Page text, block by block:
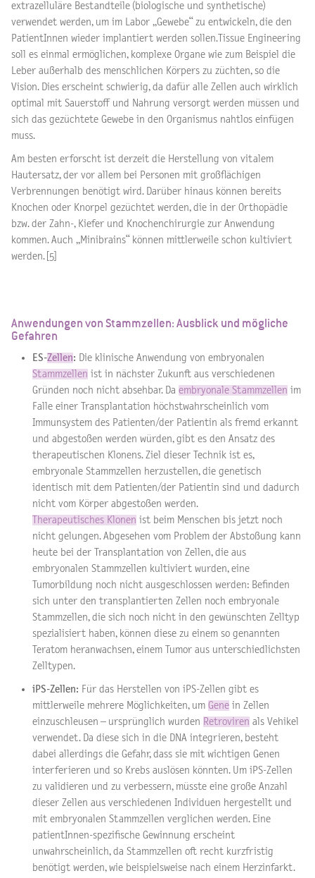
extrazelluläre Bestandteile (biologische und synthetische)
verwendet werden, um im Labor „Gewebe“ zu entwickeln, die den
PatientInnen wieder implantiert werden sollen.Tissue Engineering
soll es einmal ermöglichen, komplexe Organe wie zum Beispiel die
Leber außerhalb des menschlichen Körpers zu züchten, so die
Vision. Dies erscheint schwierig, da dafür alle Zellen auch wirklich
optimal mit Sauerstoff und Nahrung versorgt werden müssen und
sich das gezüchtete Gewebe in den Organismus nahtlos einfügen
muss.
Am besten erforscht ist derzeit die Herstellung von vitalem
Hautersatz, der vor allem bei Personen mit großflächigen
Verbrennungen benötigt wird. Darüber hinaus können bereits
Knochen oder Knorpel gezüchtet werden, die in der Orthopädie
bzw. der Zahn-, Kiefer und Knochenchirurgie zur Anwendung
kommen. Auch „Minibrains“ können mittlerweile schon kultiviert
werden. [5]
Anwendungen von Stammzellen: Ausblick und mögliche
Gefahren
ES-Zellen: Die klinische Anwendung von embryonalen
Stammzellen ist in nächster Zukunft aus verschiedenen
Gründen noch nicht absehbar. Da embryonale Stammzellen im
Falle einer Transplantation höchstwahrscheinlich vom
Immunsystem des Patienten/der Patientin als fremd erkannt
und abgestoßen werden würden, gibt es den Ansatz des
therapeutischen Klonens. Ziel dieser Technik ist es,
embryonale Stammzellen herzustellen, die genetisch
identisch mit dem Patienten/der Patientin sind und dadurch
nicht vom Körper abgestoßen werden.
Therapeutisches Klonen ist beim Menschen bis jetzt noch
nicht gelungen. Abgesehen vom Problem der Abstoßung kann
heute bei der Transplantation von Zellen, die aus
embryonalen Stammzellen kultiviert wurden, eine
Tumorbildung noch nicht ausgeschlossen werden: Befinden
sich unter den transplantierten Zellen noch embryonale
Stammzellen, die sich noch nicht in den gewünschten Zelltyp
spezialisiert haben, können diese zu einem so genannten
Teratom heranwachsen, einem Tumor aus unterschiedlichsten
Zelltypen.
iPS-Zellen: Für das Herstellen von iPS-Zellen gibt es
mittlerweile mehrere Möglichkeiten, um Gene in Zellen
einzuschleusen – ursprünglich wurden Retroviren als Vehikel
verwendet. Da diese sich in die DNA integrieren, besteht
dabei allerdings die Gefahr, dass sie mit wichtigen Genen
interferieren und so Krebs auslösen könnten. Um iPS-Zellen
zu validieren und zu verbessern, müsste eine große Anzahl
dieser Zellen aus verschiedenen Individuen hergestellt und
mit embryonalen Stammzellen verglichen werden. Eine
patientInnen-spezifische Gewinnung erscheint
unwahrscheinlich, da Stammzellen oft recht kurzfristig
benötigt werden, wie beispielsweise nach einem Herzinfarkt.